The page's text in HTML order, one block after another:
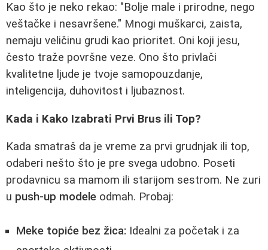
Kao što je neko rekao: "Bolje male i prirodne, nego
veštačke i nesavršene." Mnogi muškarci, zaista,
nemaju veličinu grudi kao prioritet. Oni koji jesu,
često traže površne veze. Ono što privlači
kvalitetne ljude je tvoje samopouzdanje,
inteligencija, duhovitost i ljubaznost.
Kada i Kako Izabrati Prvi Brus ili Top?
Kada smatraš da je vreme za prvi grudnjak ili top,
odaberi nešto što je pre svega udobno. Poseti
prodavnicu sa mamom ili starijom sestrom. Ne zuri
u push-up modele odmah. Probaj:
Meke topiće bez žica: Idealni za početak i za